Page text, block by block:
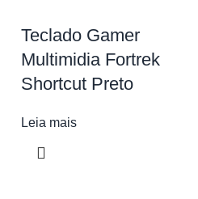
Teclado Gamer
Multimidia Fortrek
Shortcut Preto
Leia mais